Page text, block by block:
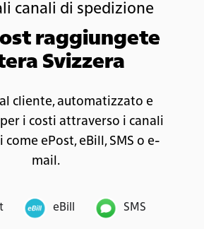
canali di spedizione
raggiungete
Svizzera
cliente, automatizzato e
i costi attraverso i canali
ePost, eBill, SMS o e-
mail.
eBill SMS